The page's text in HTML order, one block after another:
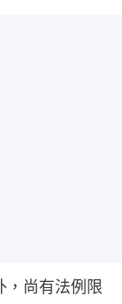
，尚有法例限